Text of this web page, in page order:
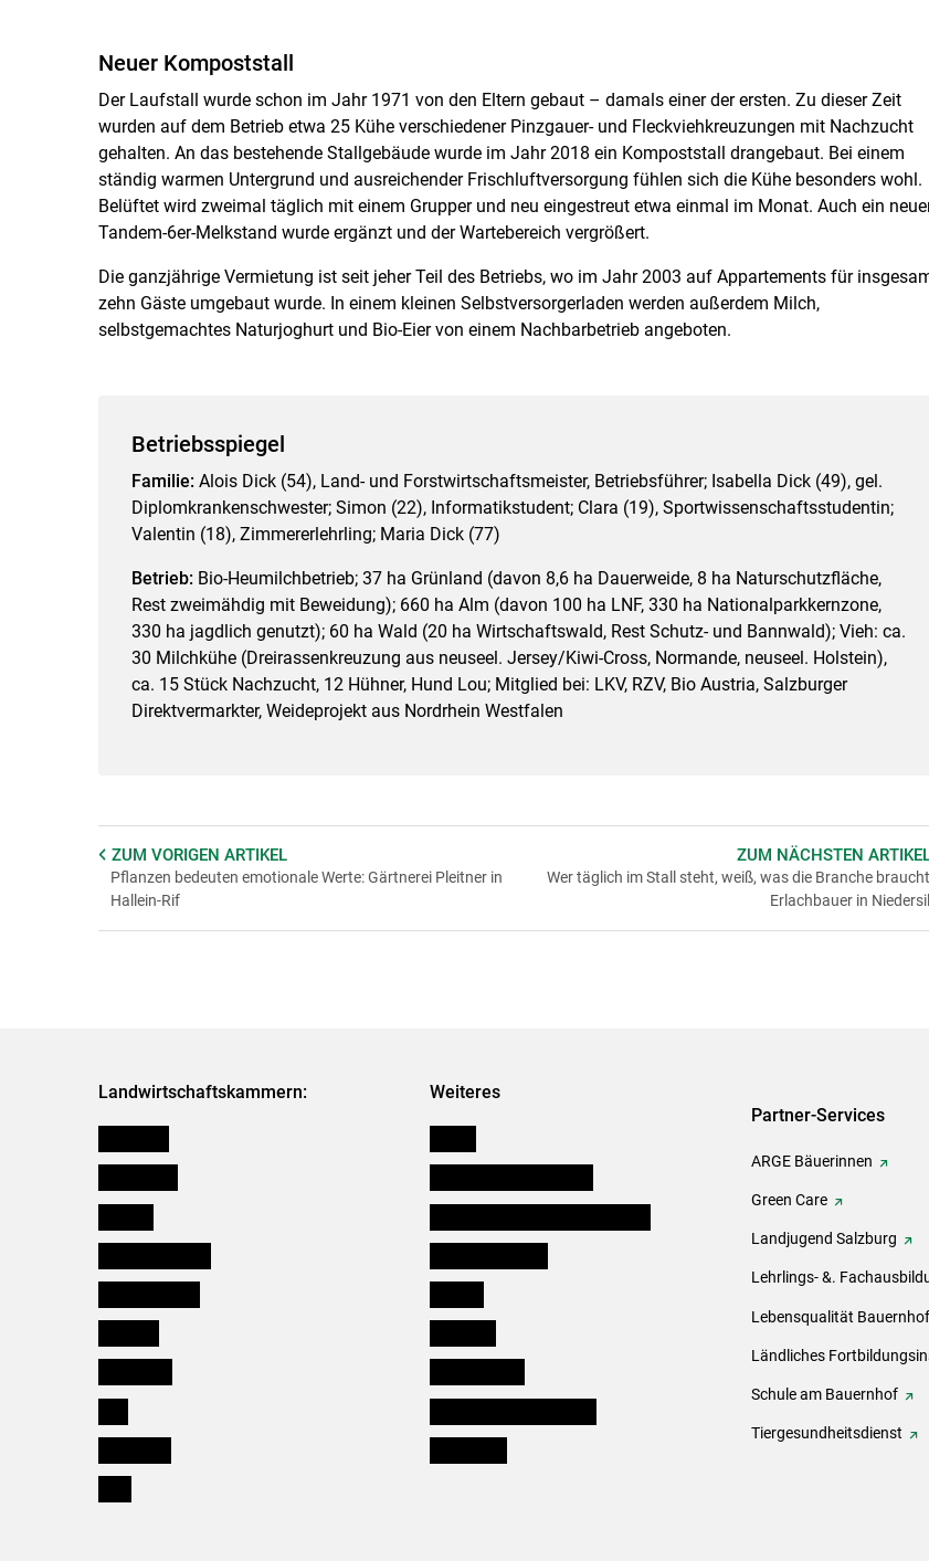
Neuer Kompoststall
Der Laufstall wurde schon im Jahr 1971 von den Eltern gebaut – damals einer der ersten. Zu dieser Zeit
wurden auf dem Betrieb etwa 25 Kühe verschiedener Pinzgauer- und Fleckviehkreuzungen mit Nachzucht
gehalten. An das bestehende Stallgebäude wurde im Jahr 2018 ein Kompoststall drangebaut. Bei einem
ständig warmen Untergrund und ausreichender Frischluftversorgung fühlen sich die Kühe besonders wohl.
Belüftet wird zweimal täglich mit einem Grupper und neu eingestreut etwa einmal im Monat. Auch ein
Tandem-6er-Melkstand wurde ergänzt und der Wartebereich vergrößert.
Die ganzjährige Vermietung ist seit jeher Teil des Betriebs, wo im Jahr 2003 auf Appartements für
zehn Gäste umgebaut wurde. In einem kleinen Selbstversorgerladen werden außerdem Milch,
selbstgemachtes Naturjoghurt und Bio-Eier von einem Nachbarbetrieb angeboten.
Betriebsspiegel
Familie: Alois Dick (54), Land- und Forstwirtschaftsmeister, Betriebsführer; Isabella Dick (49), gel.
Diplomkrankenschwester; Simon (22), Informatikstudent; Clara (19), Sportwissenschaftsstudentin;
Valentin (18), Zimmererlehrling; Maria Dick (77)
Betrieb: Bio-Heumilchbetrieb; 37 ha Grünland (davon 8,6 ha Dauerweide, 8 ha Naturschutzfläche,
Rest zweimähdig mit Beweidung); 660 ha Alm (davon 100 ha LNF, 330 ha Nationalparkkernzone,
330 ha jagdlich genutzt); 60 ha Wald (20 ha Wirtschaftswald, Rest Schutz- und Bannwald); Vieh: ca.
30 Milchkühe (Dreirassenkreuzung aus neuseel. Jersey/Kiwi-Cross, Normande, neuseel. Holstein),
ca. 15 Stück Nachzucht, 12 Hühner, Hund Lou; Mitglied bei: LKV, RZV, Bio Austria, Salzburger
Direktvermarkter, Weideprojekt aus Nordrhein Westfalen
ZUM VORIGEN ARTIKEL
Pflanzen bedeuten emotionale Werte: Gärtnerei Pleitner in
Hallein-Rif
ZUM NÄCHSTEN
Wer täglich im Stall steht, weiß, was die Branche
Erlachbauer in
Landwirtschaftskammern: Weiteres
Partner-Services
ARGE Bäuerinnen
Green Care
Landjugend Salzburg
Lehrlings- &.
Lebensqualität Bauernhof
Ländliches
Schule am Bauernhof
Tiergesundheitsdienst